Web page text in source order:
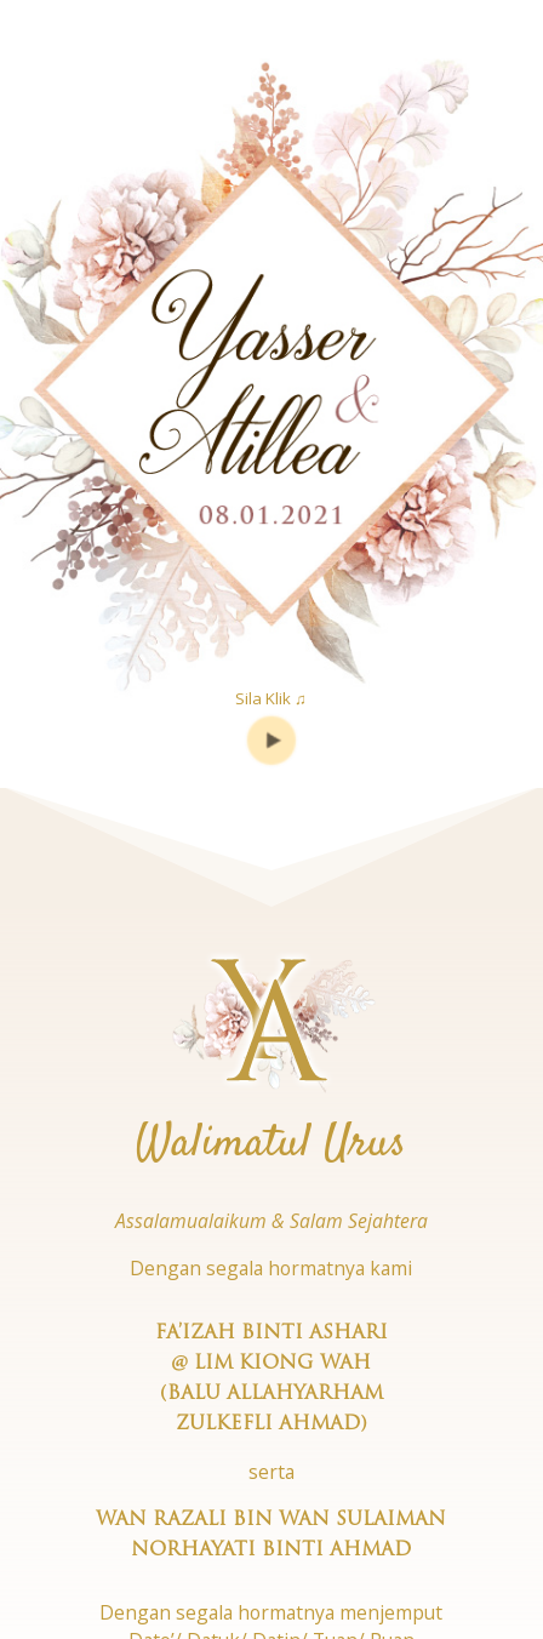
Sila Klik ♫
Walimatul Urus
Assalamualaikum & Salam Sejahtera
Dengan segala hormatnya kami
FA’IZAH BINTI ASHARI
@ LIM KIONG WAH
(BALU ALLAHYARHAM
ZULKEFLI AHMAD)
serta
WAN RAZALI BIN WAN SULAIMAN
NORHAYATI BINTI AHMAD
Dengan segala hormatnya menjemput